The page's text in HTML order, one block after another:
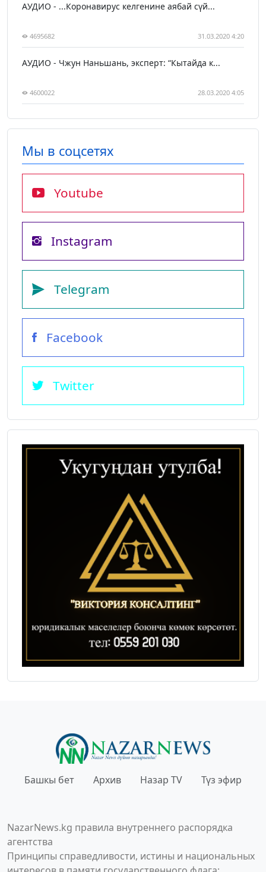
АУДИО - ...Коронавирус келгенине аябай сүй...
4695682 31.03.2020 4:20
АУДИО - Чжун Наньшань, эксперт: “Кытайда к...
4600022 28.03.2020 4:05
Мы в соцсетях
Youtube
Instagram
Telegram
Facebook
Twitter
Башкы бет Архив Назар TV Түз эфир
NazarNews.kg правила внутреннего распорядка
агентства
Принципы справедливости, истины и национальных